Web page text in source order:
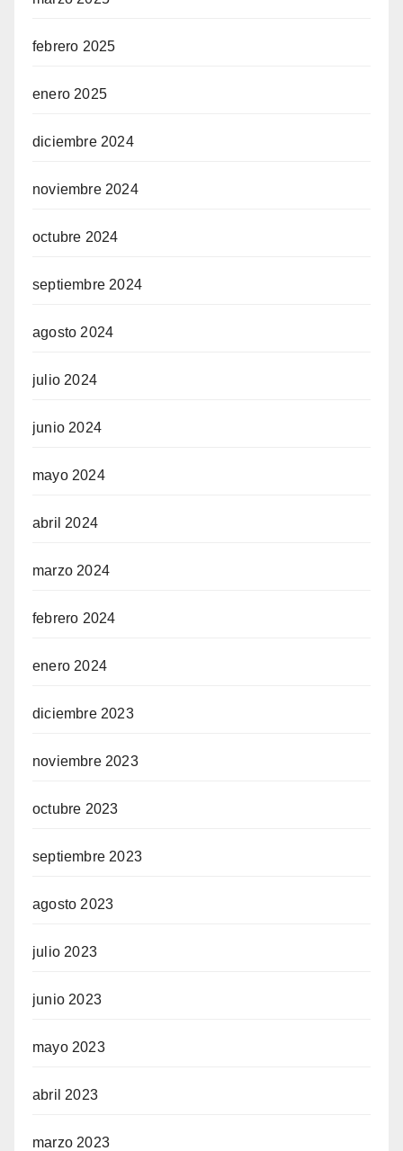
febrero 2025
enero 2025
diciembre 2024
noviembre 2024
octubre 2024
septiembre 2024
agosto 2024
julio 2024
junio 2024
mayo 2024
abril 2024
marzo 2024
febrero 2024
enero 2024
diciembre 2023
noviembre 2023
octubre 2023
septiembre 2023
agosto 2023
julio 2023
junio 2023
mayo 2023
abril 2023
marzo 2023